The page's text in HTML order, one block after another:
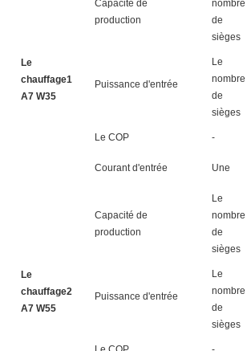
Le
chauffage1
A7 W35
Capacité de
production
nombre
de
sièges
Puissance d'entrée
Le
nombre
de
sièges
Le COP -
Courant d'entrée Une
Le
chauffage2
A7 W55
Capacité de
production
Le
nombre
de
sièges
Puissance d'entrée
Le
nombre
de
sièges